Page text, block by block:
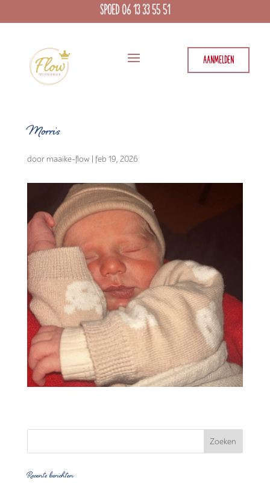
SPOED 06 13 33 55 51
AANMELDEN
Morris
door maaike-flow | feb 19, 2026
Recente berichten